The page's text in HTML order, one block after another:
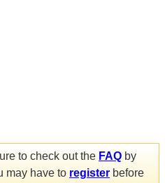
to check out the FAQ by
may have to register before